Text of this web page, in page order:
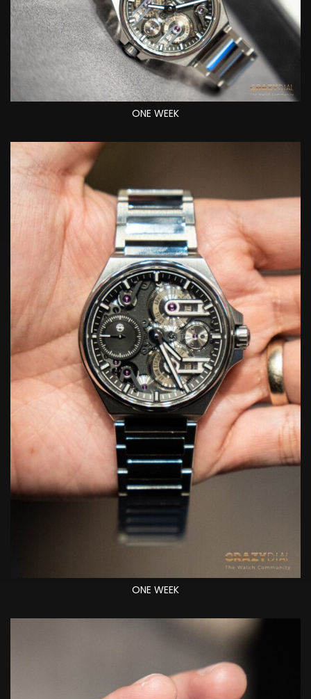
ONE WEEK
ONE WEEK